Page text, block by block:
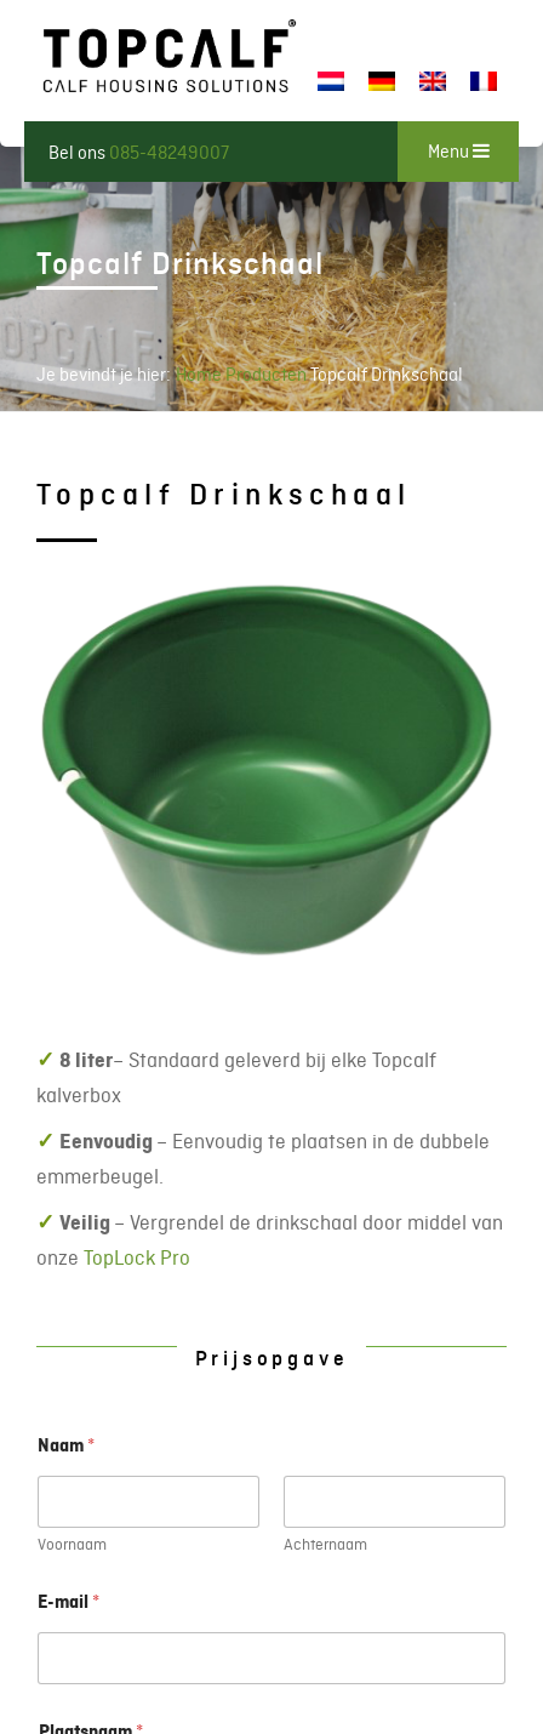
Bel ons 085-48249007 Menu
Topcalf Drinkschaal
Je bevindt je hier: HomeProductenTopcalf Drinkschaal
Topcalf Drinkschaal
✓ 8 liter– Standaard geleverd bij elke Topcalf
kalverbox
✓ Eenvoudig – Eenvoudig te plaatsen in de dubbele
emmerbeugel.
✓ Veilig – Vergrendel de drinkschaal door middel van
onze TopLock Pro
Prijsopgave
Naam *
Voornaam Achternaam
E-mail *